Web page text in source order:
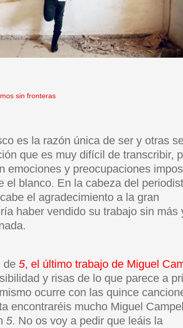
sin fronteras
es la razón única de ser y otras
que es muy difícil de transcribir,
emociones y preocupaciones
el blanco. En la cabeza del
el agradecimiento a la gran
haber vendido su trabajo sin más
de 5, el último trabajo de Miguel
y risas de lo que parece a
ocurre con las quince
encontraréis mucho Miguel
5. No os voy a pedir que leáis la